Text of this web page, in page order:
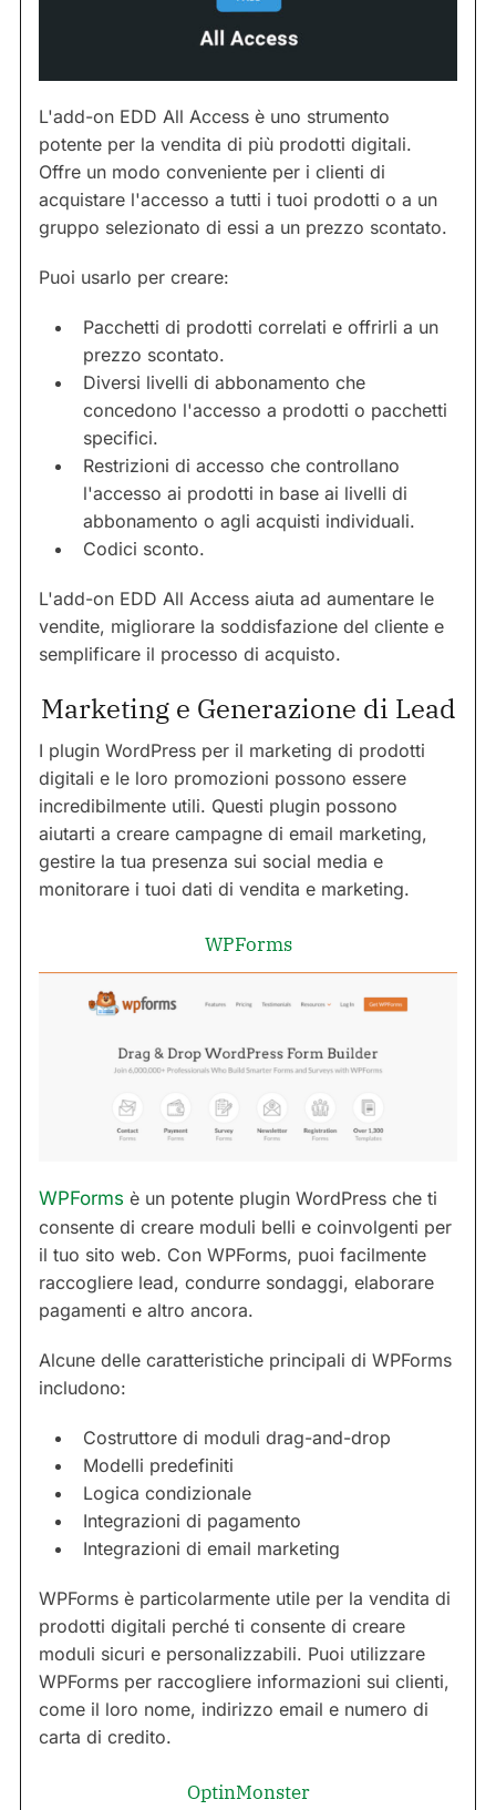
L'add-on EDD All Access è uno strumento
potente per la vendita di più prodotti digitali.
Offre un modo conveniente per i clienti di
acquistare l'accesso a tutti i tuoi prodotti o a un
gruppo selezionato di essi a un prezzo scontato.
Puoi usarlo per creare:
Pacchetti di prodotti correlati e offrirli a un
prezzo scontato.
Diversi livelli di abbonamento che
concedono l'accesso a prodotti o pacchetti
specifici.
Restrizioni di accesso che controllano
l'accesso ai prodotti in base ai livelli di
abbonamento o agli acquisti individuali.
Codici sconto.
L'add-on EDD All Access aiuta ad aumentare le
vendite, migliorare la soddisfazione del cliente e
semplificare il processo di acquisto.
Marketing e Generazione di Lead
I plugin WordPress per il marketing di prodotti
digitali e le loro promozioni possono essere
incredibilmente utili. Questi plugin possono
aiutarti a creare campagne di email marketing,
gestire la tua presenza sui social media e
monitorare i tuoi dati di vendita e marketing.
WPForms
WPForms è un potente plugin WordPress che ti
consente di creare moduli belli e coinvolgenti per
il tuo sito web. Con WPForms, puoi facilmente
raccogliere lead, condurre sondaggi, elaborare
pagamenti e altro ancora.
Alcune delle caratteristiche principali di WPForms
includono:
Costruttore di moduli drag-and-drop
Modelli predefiniti
Logica condizionale
Integrazioni di pagamento
Integrazioni di email marketing
WPForms è particolarmente utile per la vendita di
prodotti digitali perché ti consente di creare
moduli sicuri e personalizzabili. Puoi utilizzare
WPForms per raccogliere informazioni sui clienti,
come il loro nome, indirizzo email e numero di
carta di credito.
OptinMonster